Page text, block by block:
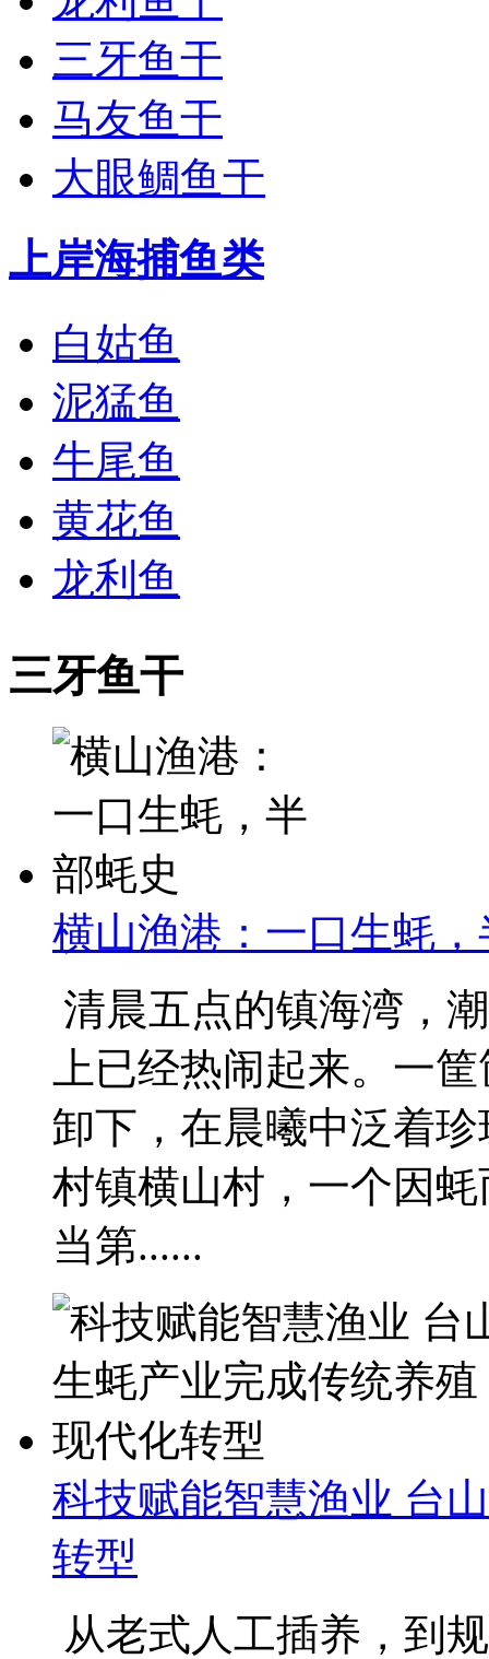
三牙鱼干
马友鱼干
大眼鲷鱼干
上岸海捕鱼类
白姑鱼
泥猛鱼
牛尾鱼
黄花鱼
龙利鱼
三牙鱼干
横山渔港：一口生蚝
清晨五点的镇海湾，
上已经热闹起来。一
卸下，在晨曦中泛着
村镇横山村，一个因
当第......
科技赋能智慧渔业 台
转型
从老式人工插养，到